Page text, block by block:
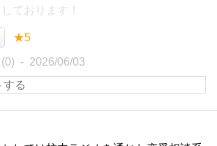
ております！
★5
2026/06/03